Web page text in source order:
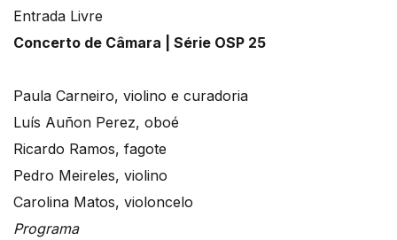
Entrada Livre
Concerto de Câmara | Série OSP 25
Paula Carneiro, violino e curadoria
Luís Auñon Perez, oboé
Ricardo Ramos, fagote
Pedro Meireles, violino
Carolina Matos, violoncelo
Programa